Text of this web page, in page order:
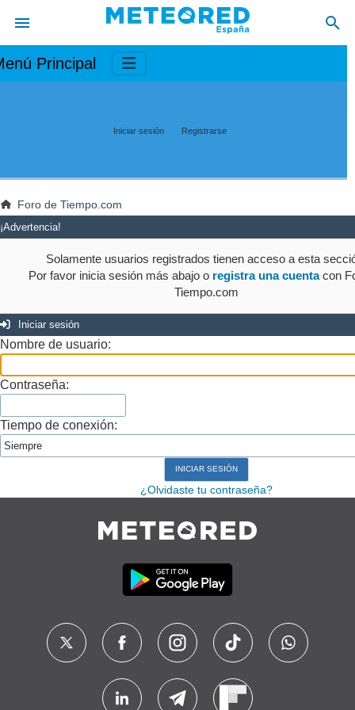
Principal
Iniciar sesión Registrarse
Foro de Tiempo.com
¡Advertencia!
Solamente usuarios registrados tienen acceso a esta
Por favor inicia sesión más abajo o registra una cuentacon
Tiempo.com
Iniciar sesión
Nombre de usuario:
Contraseña:
Tiempo de conexión:
¿Olvidaste tu contraseña?